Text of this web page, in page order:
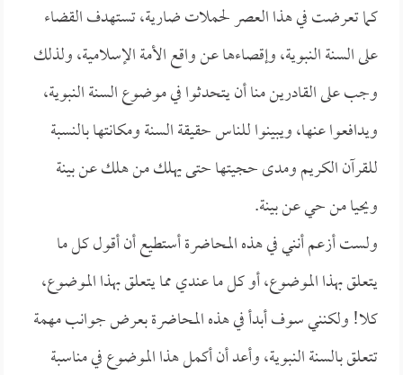
كما تعرضت في هذا العصر لحملات ضارية، تستهدف القضاء
على السنة النبوية، وإقصاءها عن واقع الأمة الإسلامية، ولذلك
وجب على القادرين منا أن يتحدثوا في موضوع السنة النبوية،
ويدافعوا عنها، ويبينوا للناس حقيقة السنة ومكانتها بالنسبة
للقرآن الكريم ومدى حجيتها حتى يهلك من هلك عن بينة
ويحيا من حي عن بينة.
ولست أزعم أنني في هذه المحاضرة أستطيع أن أقول كل ما
يتعلق بهذا الموضوع، أو كل ما عندي مما يتعلق بهذا الموضوع،
كلا! ولكنني سوف أبدأ في هذه المحاضرة بعرض جوانب مهمة
تتعلق بالسنة النبوية، وأعد أن أكمل هذا الموضوع في مناسبة